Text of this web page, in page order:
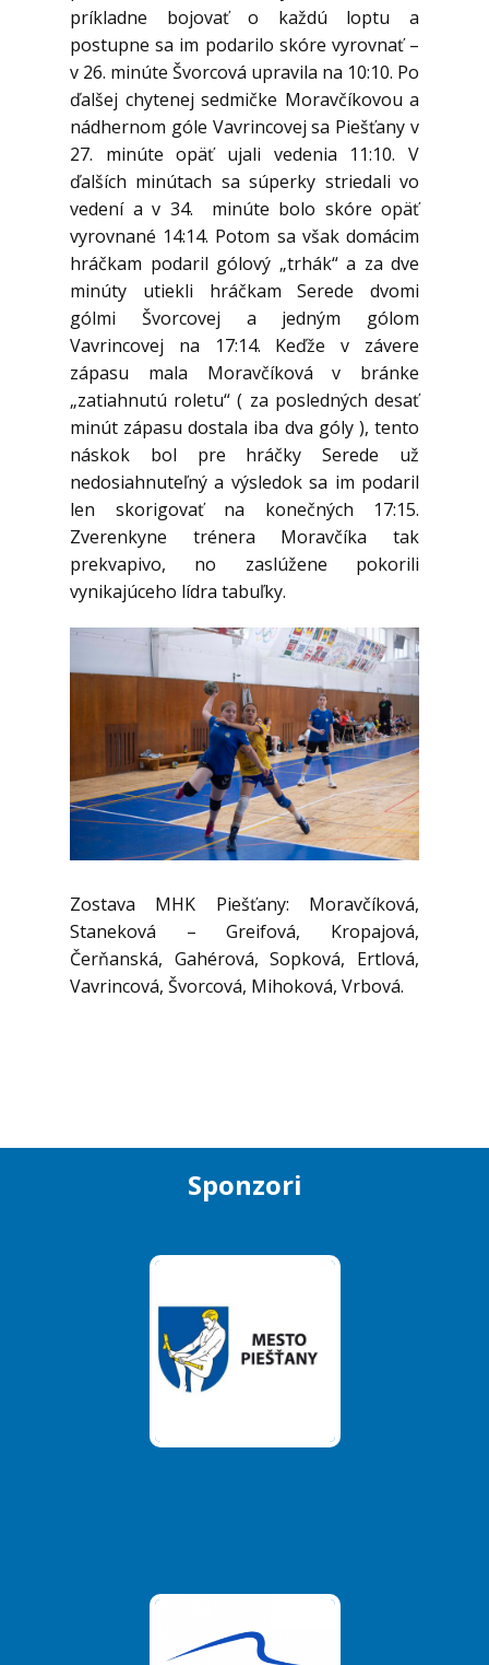
príkladne bojovať o každú loptu a
postupne sa im podarilo skóre vyrovnať –
v 26. minúte Švorcová upravila na 10:10. Po
ďalšej chytenej sedmičke Moravčíkovou a
nádhernom góle Vavrincovej sa Piešťany v
27. minúte opäť ujali vedenia 11:10. V
ďalších minútach sa súperky striedali vo
vedení a v 34. minúte bolo skóre opäť
vyrovnané 14:14. Potom sa však domácim
hráčkam podaril gólový „trhák“ a za dve
minúty utiekli hráčkam Serede dvomi
gólmi Švorcovej a jedným gólom
Vavrincovej na 17:14. Keďže v závere
zápasu mala Moravčíková v bránke
„zatiahnutú roletu“ ( za posledných desať
minút zápasu dostala iba dva góly ), tento
náskok bol pre hráčky Serede už
nedosiahnuteľný a výsledok sa im podaril
len skorigovať na konečných 17:15.
Zverenkyne trénera Moravčíka tak
prekvapivo, no zaslúžene pokorili
vynikajúceho lídra tabuľky.
Zostava MHK Piešťany: Moravčíková,
Staneková – Greifová, Kropajová,
Čerňanská, Gahérová, Sopková, Ertlová,
Vavrincová, Švorcová, Mihoková, Vrbová.
Sponzori